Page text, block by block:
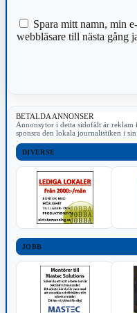
Spara mitt namn, min
webbläsare till nästa gång
BETALDA ANNONSER
Annonsytor i detta sidofält är reklam
sponsra den lokala journalistiken i
DIVERSE
JOBB